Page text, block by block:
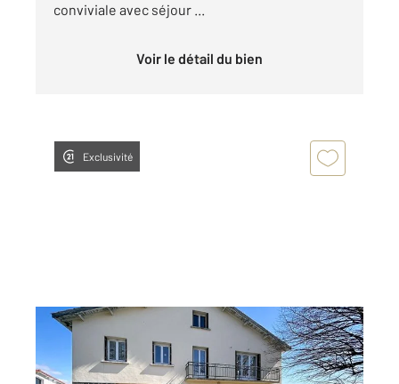
conviviale avec séjour ...
Voir le détail du bien
Exclusivité
ST MAURICE DE LIGNON 43
2, 5 pièces
Ref : 355